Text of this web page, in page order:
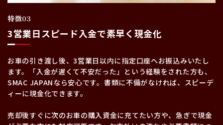
特徴03
3営業日スピード入金で素早く現金化
お車の引き渡し後、3営業日以内に指定口座へお振込みいたし
ます。「入金が遅くて不安だった」という経験をされた方も、
SMAC JAPANなら安心です。書類に不備がなければ、スピーデ
ィーに現金化できます。
売却後すぐに次のお車の購入資金に充てたい方や、急ぎで現金